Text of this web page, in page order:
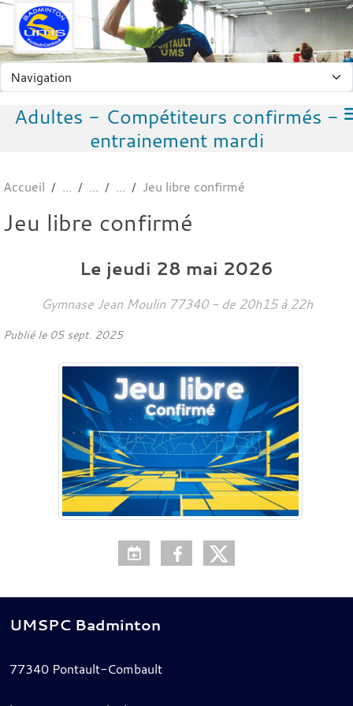
Adultes - Compétiteurs confirmés -
entrainement mardi
Accueil Jeu libre confirmé
Jeu libre confirmé
Le jeudi 28 mai 2026
Gymnase Jean Moulin 77340 - de 20h15 à 22h
Publié le 05 sept. 2025
UMSPC Badminton
77340 Pontault-Combault
Panneau de gestion des cookies